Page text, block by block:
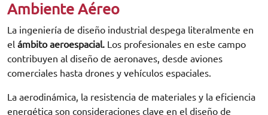
Ambiente Aéreo
La ingeniería de diseño industrial despega literalmente en
el ámbito aeroespacial. Los profesionales en este campo
contribuyen al diseño de aeronaves, desde aviones
comerciales hasta drones y vehículos espaciales.
La aerodinámica, la resistencia de materiales y la eficiencia
energética son consideraciones clave en el diseño de